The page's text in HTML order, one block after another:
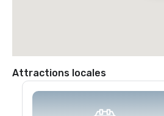
Attractions locales